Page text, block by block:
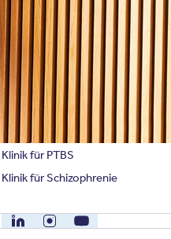
Suchtklinik
Klinik für Anorexie
Klinik für Erschöpfung
Klinik für Essstörung
Klinik für Mediensucht
Klinik für Psychose
Klinik für PTBS
Klinik für Schizophrenie
LinkedInInstagramYouTube